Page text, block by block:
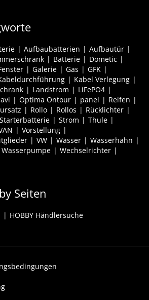
Aufbaubatterien
Aufbautür
Batterie
Dometic
Galerie Gas
GFK
Kabel Verlegung
Landstrom
LiFePO4
Optima Ontour panel
Reifen
Rollo Rollos
Rücklichter
Starterbatterie Strom
Thule
Vorstellung
VW Wasser
Wasserhahn
Wasserpumpe
Wechselrichter
Seiten
HOBBY Händlersuche